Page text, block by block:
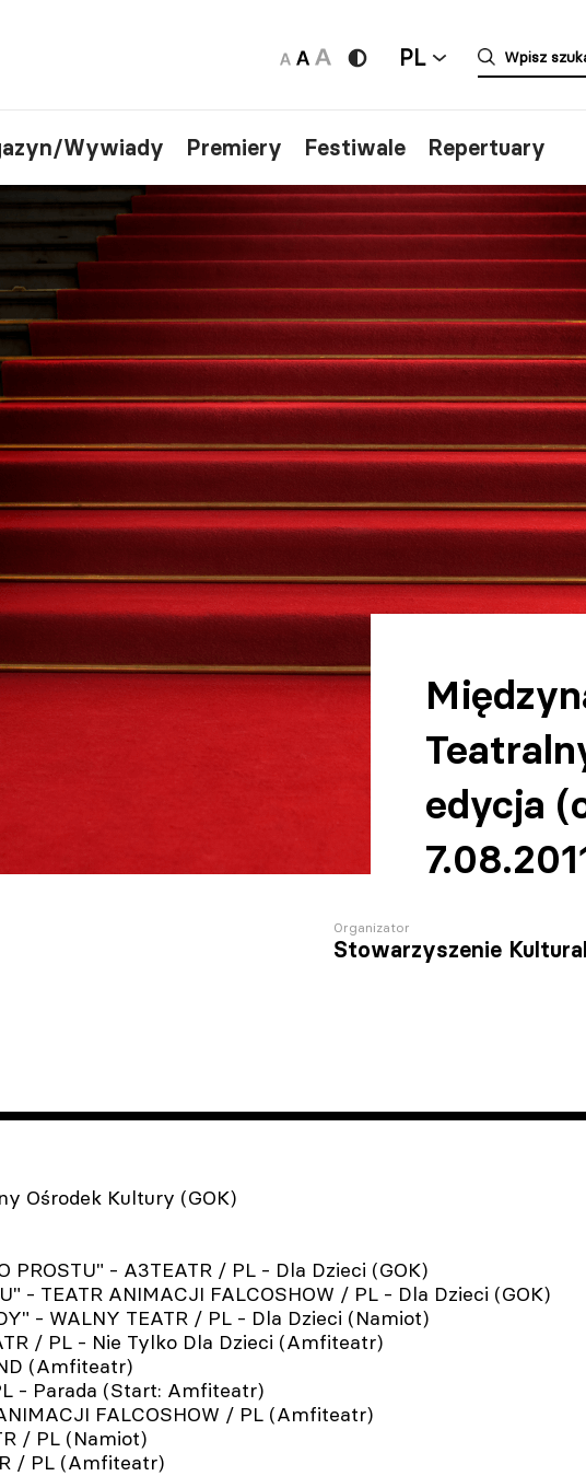
PL
Wywiady Premiery Festiwale Repertuary
edycja
Organizator
Stowarzyszenie
Ośrodek Kultury (GOK)
PROSTU" - A3TEATR / PL - Dla Dzieci (GOK)
- TEATR ANIMACJI FALCOSHOW / PL - Dla Dzieci (GOK)
- WALNY TEATR / PL - Dla Dzieci (Namiot)
/ PL - Nie Tylko Dla Dzieci (Amfiteatr)
(Amfiteatr)
- Parada (Start: Amfiteatr)
FALCOSHOW / PL (Amfiteatr)
/ PL (Namiot)
/ PL (Amfiteatr)